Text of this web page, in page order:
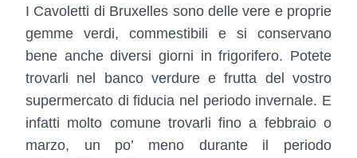
I Cavoletti di Bruxelles sono delle vere e proprie
gemme verdi, commestibili e si conservano
bene anche diversi giorni in frigorifero. Potete
trovarli nel banco verdure e frutta del vostro
supermercato di fiducia nel periodo invernale. E
infatti molto comune trovarli fino a febbraio o
marzo, un po’ meno durante il periodo